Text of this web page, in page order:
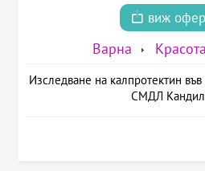
виж
Варна
Изследване на калпротектин
СМДЛ